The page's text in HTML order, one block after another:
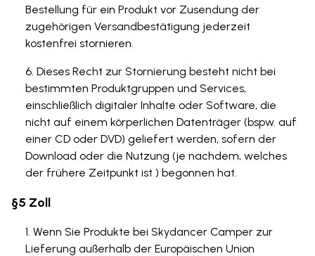
Bestellung für ein Produkt vor Zusendung der
zugehörigen Versandbestätigung jederzeit
kostenfrei stornieren.
Dieses Recht zur Stornierung besteht nicht bei
bestimmten Produktgruppen und Services,
einschließlich digitaler Inhalte oder Software, die
nicht auf einem körperlichen Datenträger (bspw. auf
einer CD oder DVD) geliefert werden, sofern der
Download oder die Nutzung (je nachdem, welches
der frühere Zeitpunkt ist ) begonnen hat.
§5 Zoll
Wenn Sie Produkte bei Skydancer Camper zur
Lieferung außerhalb der Europäischen Union